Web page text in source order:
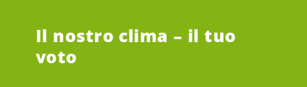
Il nostro clima – il tuo
voto